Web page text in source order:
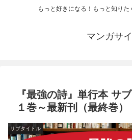
もっと好きになる！もっと知りた
マンガサ
『最強の詩』単行本 サ
１巻～最新刊（最終巻）
サブタイトル